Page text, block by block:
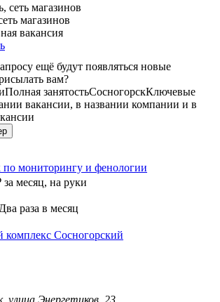
магазинов
вакансия
ещё будут появляться новые
вам?
Полная занятостьСосногорскКлючевые
вакансии, в названии компании и в
по мониторингу и фенологии
за месяц, на руки
раза в месяц
комплекс Сосногорский